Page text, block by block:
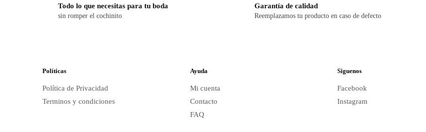
Todo lo que necesitas para tu boda
sin romper el cochinito
Garantía de calidad
Reemplazamos tu producto en caso de defecto
Políticas
Política de Privacidad
Terminos y condiciones
Ayuda
Mi cuenta
Contacto
FAQ
Siguenos
Facebook
Instagram